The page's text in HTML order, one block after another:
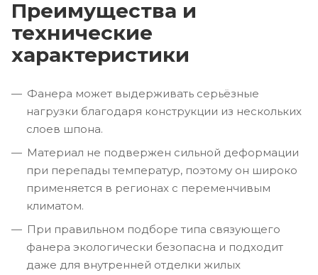
Преимущества и
технические
характеристики
Фанера может выдерживать серьёзные
нагрузки благодаря конструкции из нескольких
слоев шпона.
Материал не подвержен сильной деформации
при перепады температур, поэтому он широко
применяется в регионах с переменчивым
климатом.
При правильном подборе типа связующего
фанера экологически безопасна и подходит
даже для внутренней отделки жилых